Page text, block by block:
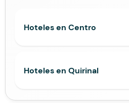
Hoteles en Centro
Hoteles en Quirinal